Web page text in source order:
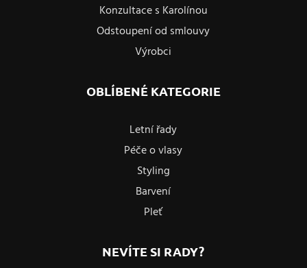
Konzultace s Karolínou
Odstoupení od smlouvy
Výrobci
OBLÍBENÉ KATEGORIE
Letní řady
Péče o vlasy
Styling
Barvení
Pleť
NEVÍTE SI RADY?